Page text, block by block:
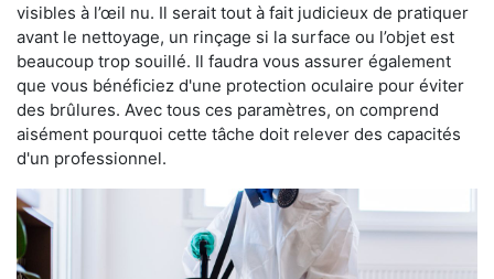
visibles à l’œil nu. Il serait tout à fait judicieux de pratiquer
avant le nettoyage, un rinçage si la surface ou l’objet est
beaucoup trop souillé. Il faudra vous assurer également
que vous bénéficiez d'une protection oculaire pour éviter
des brûlures. Avec tous ces paramètres, on comprend
aisément pourquoi cette tâche doit relever des capacités
d'un professionnel.